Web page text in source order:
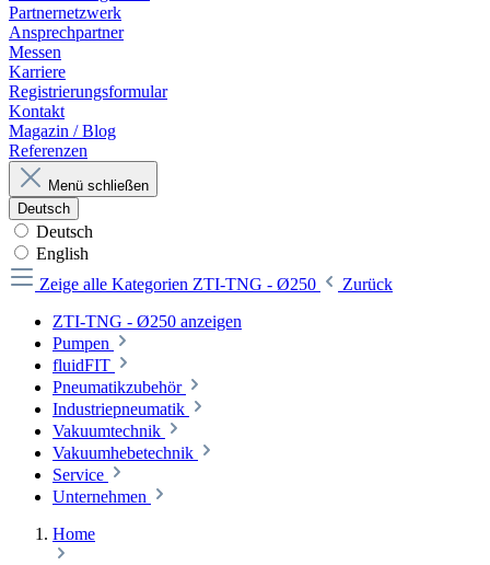
Partnernetzwerk
Ansprechpartner
Messen
Karriere
Registrierungsformular
Kontakt
Magazin / Blog
Referenzen
Menü schließen
Deutsch
Deutsch
English
Zeige alle Kategorien ZTI-TNG - Ø250
Zurück
ZTI-TNG - Ø250 anzeigen
Pumpen
fluidFIT
Pneumatikzubehör
Industriepneumatik
Vakuumtechnik
Vakuumhebetechnik
Service
Unternehmen
Home